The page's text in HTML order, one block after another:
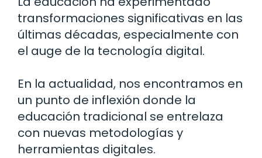
transformaciones significativas en las
últimas décadas, especialmente con
el auge de la tecnología digital.
En la actualidad, nos encontramos en
un punto de inflexión donde la
educación tradicional se entrelaza
con nuevas metodologías y
herramientas digitales.